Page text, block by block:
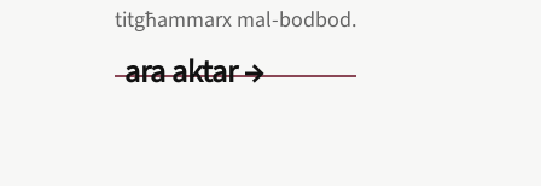
titgħammarx mal‑bodbod.
ara aktar →